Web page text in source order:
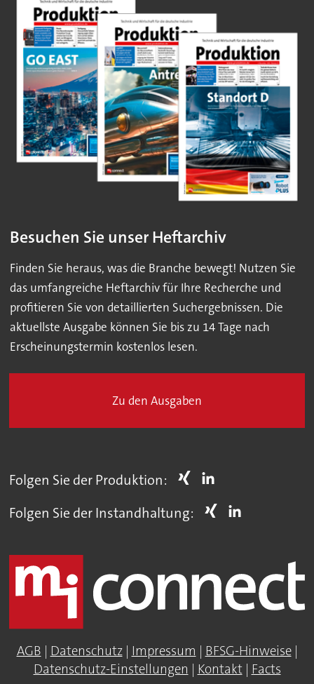
Besuchen Sie unser Heftarchiv
Finden Sie heraus, was die Branche bewegt! Nutzen Sie
das umfangreiche Heftarchiv für Ihre Recherche und
profitieren Sie von detaillierten Suchergebnissen. Die
aktuellste Ausgabe können Sie bis zu 14 Tage nach
Erscheinungstermin kostenlos lesen.
Zu den Ausgaben
Folgen Sie der Produktion:
Folgen Sie der Instandhaltung:
AGB | Datenschutz| Impressum | BFSG-Hinweise|
Datenschutz-Einstellungen | Kontakt| Facts